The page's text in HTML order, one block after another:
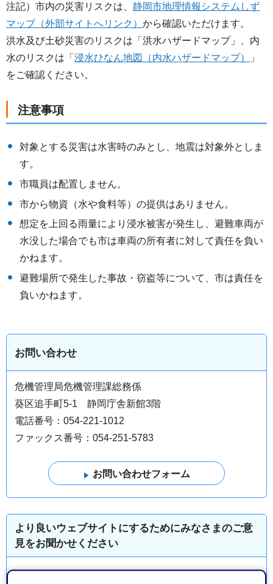
注記）市内の災害リスクは、 静岡市地理情報システムしず
マップ（外部サイトへリンク） から確認いただけます。
洪水及び土砂災害のリスクは「洪水ハザードマップ」、内
水のリスクは「 浸水ひなん地図（内水ハザードマップ）
」
をご確認ください。
注意事項
対象とする災害は水害時のみとし、地震は対象外としま
す。
市職員は配置しません。
市から物資（水や食料等）の提供はありません。
想定を上回る雨量により浸水被害が発生し、避難車両が
水没した場合でも市は車両の所有者に対して責任を負い
かねます。
避難場所で発生した事故・窃盗等について、市は責任を
負いかねます。
お問い合わせ
危機管理局危機管理課総務係
葵区追手町5-1 静岡庁舎新館3階
電話番号：054-221-1012
ファックス番号：054-251-5783
より良いウェブサイトにするためにみなさまのご意
見をお聞かせください